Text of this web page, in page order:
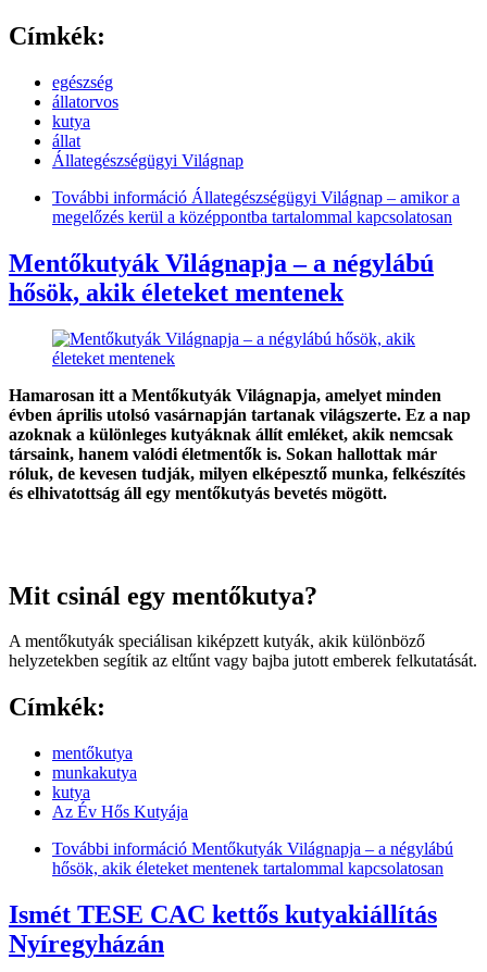
Címkék:
egészség
állatorvos
kutya
állat
Állategészségügyi Világnap
További információ Állategészségügyi Világnap – amikor a
megelőzés kerül a középpontba tartalommal kapcsolatosan
Mentőkutyák Világnapja – a négylábú
hősök, akik életeket mentenek
Hamarosan itt a Mentőkutyák Világnapja, amelyet minden
évben április utolsó vasárnapján tartanak világszerte. Ez a nap
azoknak a különleges kutyáknak állít emléket, akik nemcsak
társaink, hanem valódi életmentők is. Sokan hallottak már
róluk, de kevesen tudják, milyen elképesztő munka, felkészítés
és elhivatottság áll egy mentőkutyás bevetés mögött.
Mit csinál egy mentőkutya?
A mentőkutyák speciálisan kiképzett kutyák, akik különböző
helyzetekben segítik az eltűnt vagy bajba jutott emberek felkutatását.
Címkék:
mentőkutya
munkakutya
kutya
Az Év Hős Kutyája
További információ Mentőkutyák Világnapja – a négylábú
hősök, akik életeket mentenek tartalommal kapcsolatosan
Ismét TESE CAC kettős kutyakiállítás
Nyíregyházán